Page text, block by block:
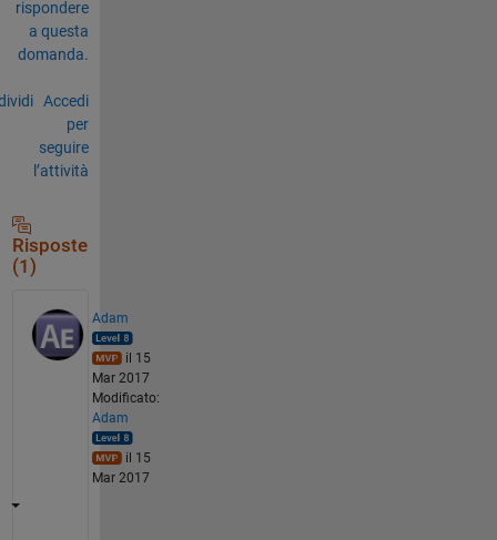
rispondere
a questa
domanda.
Accedi
per
seguire
l’attività
Risposte
(1)
Adam
il 15
Mar 2017
Modificato:
Adam
il 15
Mar 2017